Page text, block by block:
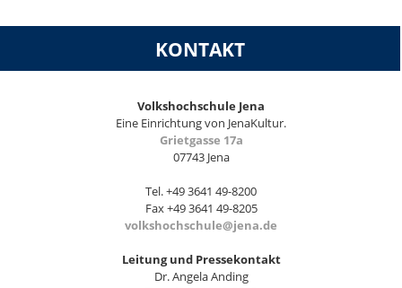
KONTAKT
Volkshochschule Jena
Eine Einrichtung von JenaKultur.
Grietgasse 17a
07743 Jena
Tel. +49 3641 49-8200
Fax +49 3641 49-8205
volkshochschule@jena.de
Leitung und Pressekontakt
Dr. Angela Anding